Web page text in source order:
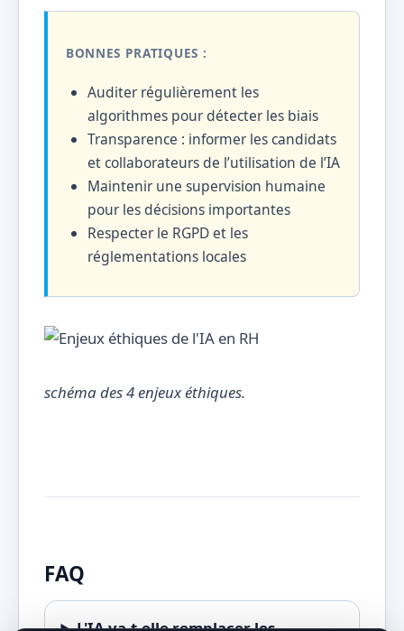
BONNES PRATIQUES :
Auditer régulièrement les
algorithmes pour détecter les biais
Transparence : informer les candidats
et collaborateurs de l’utilisation de l’IA
Maintenir une supervision humaine
pour les décisions importantes
Respecter le RGPD et les
réglementations locales
schéma des 4 enjeux éthiques.
FAQ